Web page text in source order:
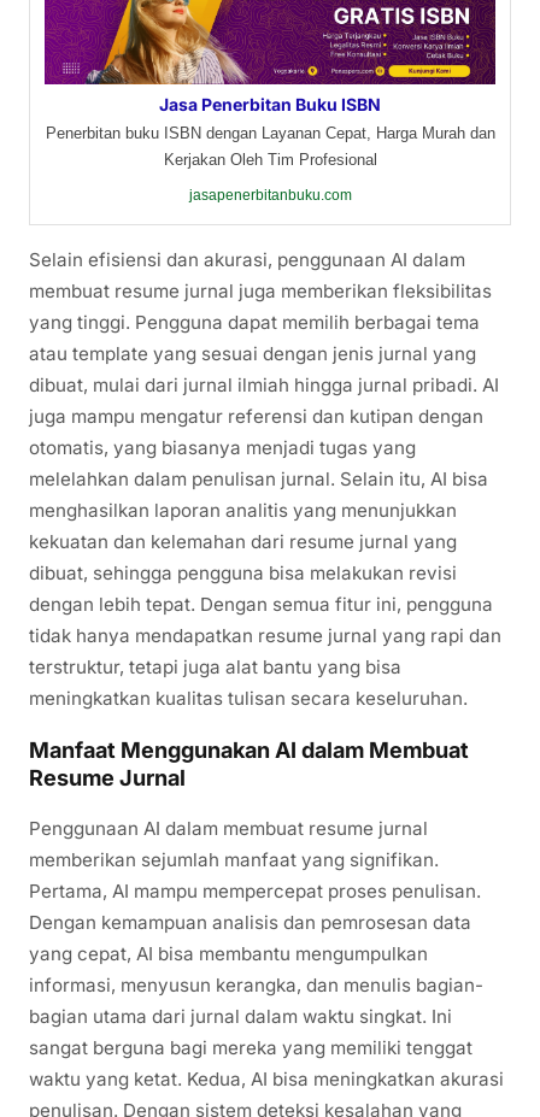
Jasa Penerbitan Buku ISBN
Penerbitan buku ISBN dengan Layanan Cepat, Harga Murah dan
Kerjakan Oleh Tim Profesional
jasapenerbitanbuku.com
Selain efisiensi dan akurasi, penggunaan AI dalam
membuat resume jurnal juga memberikan fleksibilitas
yang tinggi. Pengguna dapat memilih berbagai tema
atau template yang sesuai dengan jenis jurnal yang
dibuat, mulai dari jurnal ilmiah hingga jurnal pribadi. AI
juga mampu mengatur referensi dan kutipan dengan
otomatis, yang biasanya menjadi tugas yang
melelahkan dalam penulisan jurnal. Selain itu, AI bisa
menghasilkan laporan analitis yang menunjukkan
kekuatan dan kelemahan dari resume jurnal yang
dibuat, sehingga pengguna bisa melakukan revisi
dengan lebih tepat. Dengan semua fitur ini, pengguna
tidak hanya mendapatkan resume jurnal yang rapi dan
terstruktur, tetapi juga alat bantu yang bisa
meningkatkan kualitas tulisan secara keseluruhan.
Manfaat Menggunakan AI dalam Membuat
Resume Jurnal
Penggunaan AI dalam membuat resume jurnal
memberikan sejumlah manfaat yang signifikan.
Pertama, AI mampu mempercepat proses penulisan.
Dengan kemampuan analisis dan pemrosesan data
yang cepat, AI bisa membantu mengumpulkan
informasi, menyusun kerangka, dan menulis bagian-
bagian utama dari jurnal dalam waktu singkat. Ini
sangat berguna bagi mereka yang memiliki tenggat
waktu yang ketat. Kedua, AI bisa meningkatkan akurasi
penulisan. Dengan sistem deteksi kesalahan yang